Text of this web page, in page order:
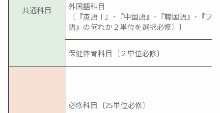
共通科目
外国語科目
〔『英語Ⅰ』･『中国語』･『韓国語』･『フ
語』の何れか２単位を選択必修〕〕
保健体育科目〔２単位必修〕
必修科目〔25単位必修〕